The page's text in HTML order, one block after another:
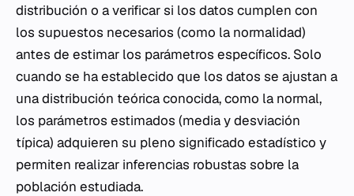
distribución o a verificar si los datos cumplen con
los supuestos necesarios (como la normalidad)
antes de estimar los parámetros específicos. Solo
cuando se ha establecido que los datos se ajustan a
una distribución teórica conocida, como la normal,
los parámetros estimados (media y desviación
típica) adquieren su pleno significado estadístico y
permiten realizar inferencias robustas sobre la
población estudiada.